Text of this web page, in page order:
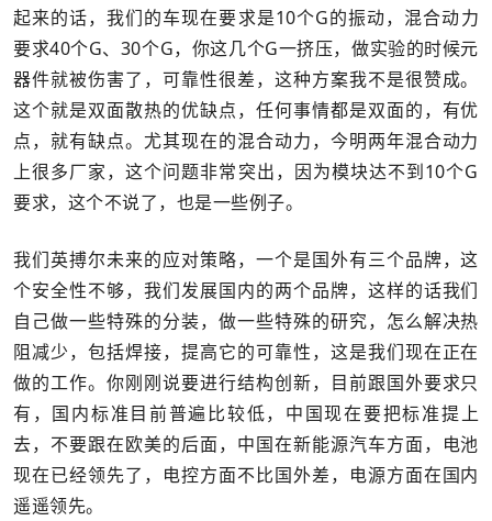
起来的话，我们的车现在要求是10个G的振动，混合动力
要求40个G、30个G，你这几个G一挤压，做实验的时候元
器件就被伤害了，可靠性很差，这种方案我不是很赞成。
这个就是双面散热的优缺点，任何事情都是双面的，有优
点，就有缺点。尤其现在的混合动力，今明两年混合动力
上很多厂家，这个问题非常突出，因为模块达不到10个G
要求，这个不说了，也是一些例子。
我们英搏尔未来的应对策略，一个是国外有三个品牌，这
个安全性不够，我们发展国内的两个品牌，这样的话我们
自己做一些特殊的分装，做一些特殊的研究，怎么解决热
阻减少，包括焊接，提高它的可靠性，这是我们现在正在
做的工作。你刚刚说要进行结构创新，目前跟国外要求只
有，国内标准目前普遍比较低，中国现在要把标准提上
去，不要跟在欧美的后面，中国在新能源汽车方面，电池
现在已经领先了，电控方面不比国外差，电源方面在国内
遥遥领先。